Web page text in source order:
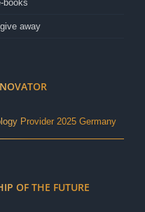
books
away
Provider 2025 Germany
OF THE FUTURE